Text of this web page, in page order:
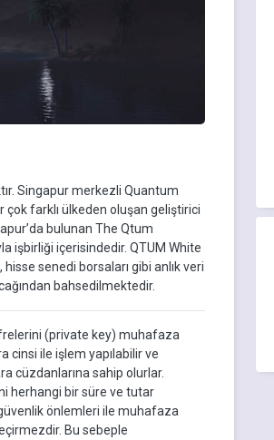
Singapur merkezli Quantum
çok farklı ülkeden oluşan geliştirici
bulunan The Qtum
işbirliği içerisindedir. QTUM White
hisse senedi borsaları gibi anlık veri
bahsedilmektedir.
(private key) muhafaza
cinsi ile işlem yapılabilir ve
cüzdanlarına sahip olurlar.
herhangi bir süre ve tutar
önlemleri ile muhafaza
Bu sebeple